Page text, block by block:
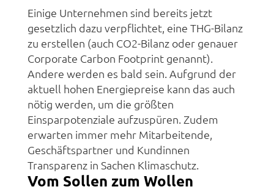
Einige Unternehmen sind bereits jetzt
gesetzlich dazu verpflichtet, eine THG-Bilanz
zu erstellen (auch CO2-Bilanz oder genauer
Corporate Carbon Footprint genannt).
Andere werden es bald sein. Aufgrund der
aktuell hohen Energiepreise kann das auch
nötig werden, um die größten
Einsparpotenziale aufzuspüren. Zudem
erwarten immer mehr Mitarbeitende,
Geschäftspartner und Kundinnen
Transparenz in Sachen Klimaschutz.
Vom Sollen zum Wollen